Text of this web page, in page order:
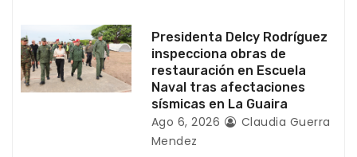
Presidenta Delcy Rodríguez
inspecciona obras de
restauración en Escuela
Naval tras afectaciones
sísmicas en La Guaira
Ago 6, 2026
Claudia Guerra
Mendez